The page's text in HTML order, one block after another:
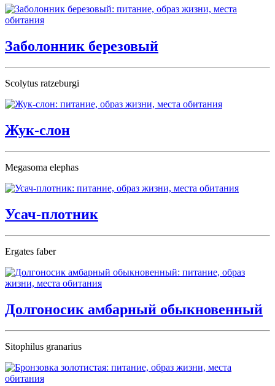
Заболонник березовый
Scolytus ratzeburgi
Жук-слон
Megasoma elephas
Усач-плотник
Ergates faber
Долгоносик амбарный обыкновенный
Sitophilus granarius